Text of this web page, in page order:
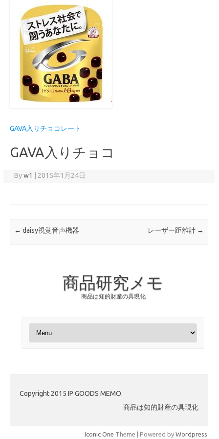
GAVA入りチョコレート
GAVA入りチョコ
Byw1 2015年1月24日
Post navigation
← daisy視覚音声機器 レーザー距離計 →
商品研究メモ
商品は知的財産の具現化
Copyright 2015 IP GOODS MEMO.
商品は知的財産の具現化
Iconic One Theme | Powered by Wordpress